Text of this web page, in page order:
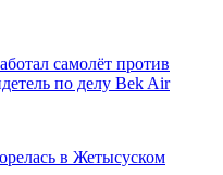
самолёт против
по делу Bek Air
в Жетысуском